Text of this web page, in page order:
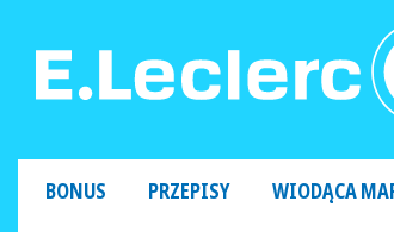
BONUS PRZEPISY WIODĄCA